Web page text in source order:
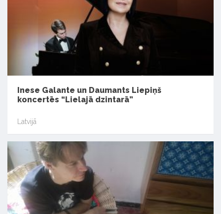
Inese Galante un Daumants Liepiņš
koncertēs “Lielajā dzintarā”
Latvijā